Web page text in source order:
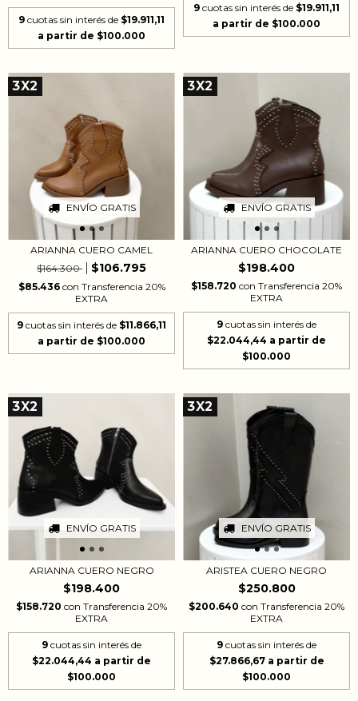
9 cuotas sin interés de $19.911,11
9 cuotas sin interés de $19.911,11
3X2
ENVÍO GRATIS
ARIANNA CUERO CAMEL
$164.300
$106.795
$85.436 con Transferencia 20%
EXTRA
9 cuotas sin interés de $11.866,11
3X2
ENVÍO GRATIS
ARIANNA CUERO CHOCOLATE
$198.400
$158.720 con Transferencia 20%
EXTRA
9 cuotas sin interés de
$22.044,44
3X2
ENVÍO GRATIS
ARIANNA CUERO NEGRO
$198.400
$158.720 con Transferencia 20%
EXTRA
9 cuotas sin interés de
$22.044,44
3X2
ENVÍO GRATIS
ARISTEA CUERO NEGRO
$250.800
$200.640 con Transferencia 20%
EXTRA
9 cuotas sin interés de
$27.866,67